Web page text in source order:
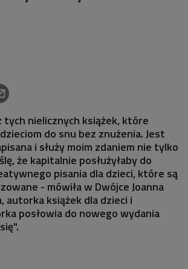
tych nielicznych książek, które
do snu bez znużenia. Jest
i służy moim zdaniem nie tylko
że kapitalnie posłużyłaby do
pisania dla dzieci, które są
- mówiła w Dwójce Joanna
autorka książek dla dzieci i
posłowia do nowego wydania